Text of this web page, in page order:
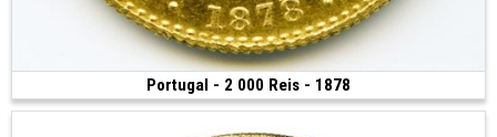
Portugal - 2 000 Reis - 1878
(1878 • Lisbonne • 3.55 g • 19.5 mm)